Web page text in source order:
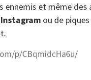
ennemis et même
Instagram ou de
p/CBqmidcHa6u/